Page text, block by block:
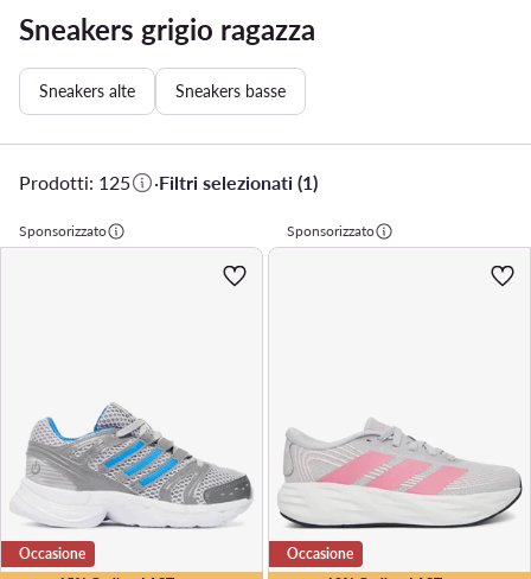
Sneakers grigio ragazza
Sneakers alte Sneakers basse
Prodotti: 125 ·Filtri selezionati (1)
Sponsorizzato
Occasione
Sponsorizzato
Occasione